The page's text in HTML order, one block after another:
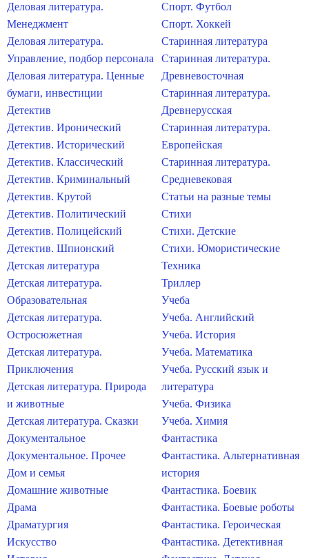
Деловая литература.
Менеджмент
Деловая литература.
Управление, подбор персонала
Деловая литература. Ценные
бумаги, инвестиции
Детектив
Детектив. Иронический
Детектив. Исторический
Детектив. Классический
Детектив. Криминальный
Детектив. Крутой
Детектив. Политический
Детектив. Полицейский
Детектив. Шпионский
Детская литература
Детская литература.
Образовательная
Детская литература.
Остросюжетная
Детская литература.
Приключения
Детская литература. Природа
и животные
Детская литература. Сказки
Документальное
Документальное. Прочее
Дом и семья
Домашние животные
Драма
Драматургия
Искусство
Спорт. Футбол
Спорт. Хоккей
Старинная литература
Старинная литература.
Древневосточная
Старинная литература.
Древнерусская
Старинная литература.
Европейская
Старинная литература.
Средневековая
Статьи на разные темы
Стихи
Стихи. Детские
Стихи. Юмористические
Техника
Триллер
Учеба
Учеба. Английский
Учеба. История
Учеба. Математика
Учеба. Русский язык и
литература
Учеба. Физика
Учеба. Химия
Фантастика
Фантастика. Альтернативная
история
Фантастика. Боевик
Фантастика. Боевые роботы
Фантастика. Героическая
Фантастика. Детективная